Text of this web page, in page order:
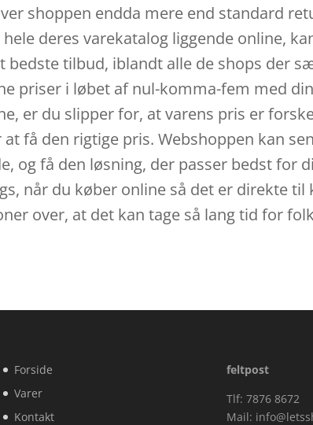
shoppen endda mere end standard
deres varekatalog liggende online,
bedste tilbud, iblandt alle de shops der
priser i løbet af nul-komma-fem med
er du slipper for, at varens pris er
få den rigtige pris. Webshoppen kan
og få den løsning, der passer bedst for
når du køber online så det er direkte
over, at det kan tage så lang tid for
Forside
Varer
Kontakt
feltpost
Tlf: 7876 8672
Mail: